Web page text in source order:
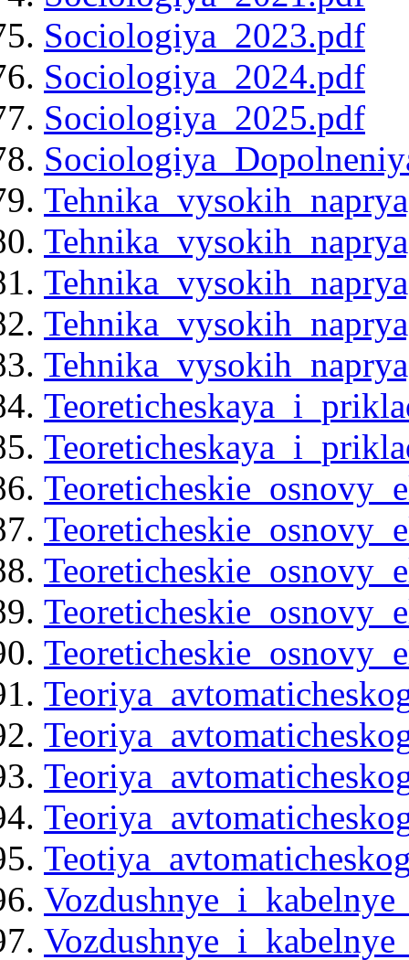
Sociologiya_2023.pdf
Sociologiya_2024.pdf
Sociologiya_2025.pdf